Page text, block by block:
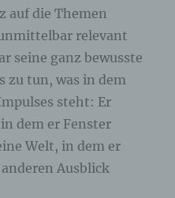
auf die Themen
relevant
seine ganz bewusste
zu tun, was in dem
steht: Er
dem er Fenster
Welt, in dem er
Ausblick
Blog ist ein auf
in der Regel öffentlich
eine oder mehrere
Web-Blogger genannt
Gedanken in
können.
Regel von Dritten
Person einen
Internetseite
neben den von der